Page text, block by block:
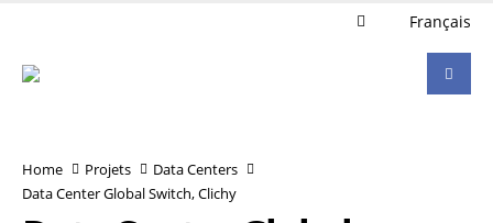
Français
Home Projets
Data Centers
Data Center Global Switch, Clichy